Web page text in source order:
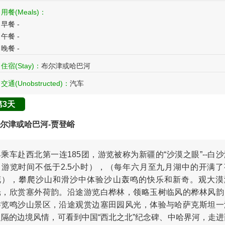
用餐(Meals)：
早餐 -
午餐 -
晚餐 -
住宿(Stay)： 布尔津或哈巴河
交通(Unobstructed)： 汽车
3天
津或哈巴河-贾登峪
车赴西北第一连185团，游览被称为新疆的“沙漠之眼”--白沙
览时间不低于2.5小时），（每年六月至九月湖中的开满
），攀爬沙山和滑沙中体验沙山轰鸣的快乐和新奇。观大漠
欣赏塞外荷韵。沿途游览白桦林，领略玉树临风的桦林风韵
鸣沙山景区，沿途观赏边塞田园风光，体验与哈萨克斯坦
的边境风情，可看到中国“西北之北”纪念碑、中哈界河，走